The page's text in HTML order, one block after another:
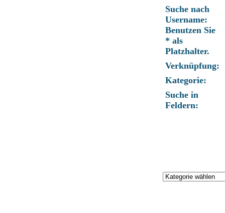
Suche nach
Username:
Benutzen Sie
* als
Platzhalter.
Verknüpfung:
Kategorie:
Suche in
Feldern: